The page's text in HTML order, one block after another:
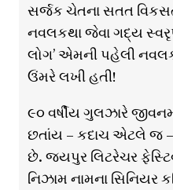
સર્જક ચેતના સતત
નવલકથા જેવા ગદ્ય
લોગ’ એમની પહેલી
ઉંમરે લખી હતી!
૯૦ વર્ષીય ગુલઝારે
છતાંય – કદાચ એટલે જ
છે. જયપુર લિટરેચર
નિઝામ નામના સિનિયર